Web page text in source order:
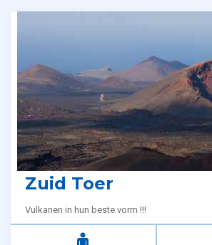
Zuid Toer
Vulkanen in hun beste vorm !!!